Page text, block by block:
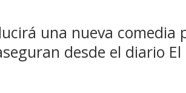
una nueva comedia
desde el diario El